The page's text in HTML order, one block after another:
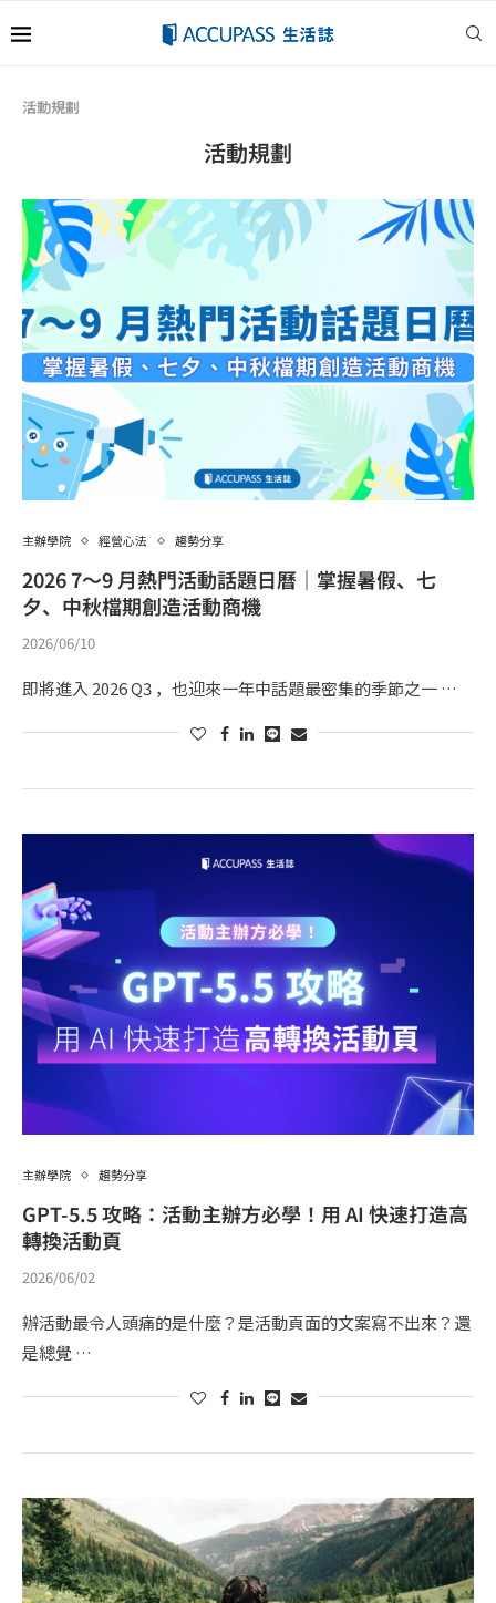
活動規劃
活動規劃
主辦學院 經營心法 趨勢分享
2026 7～9 月熱門活動話題日曆｜掌握暑假、七
夕、中秋檔期創造活動商機
2026/06/10
即將進入 2026 Q3 ，也迎來一年中話題最密集的季節之一 …
主辦學院 趨勢分享
GPT-5.5 攻略：活動主辦方必學！用 AI 快速打造高
轉換活動頁
2026/06/02
辦活動最令人頭痛的是什麼？是活動頁面的文案寫不出來？還
是總覺 …